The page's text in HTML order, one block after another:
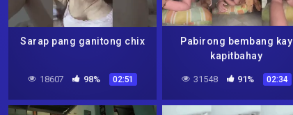
Sarap pang ganitong chix
18607 98% 02:51
Pabirong bembang kay
kapitbahay
31548 91% 02:34